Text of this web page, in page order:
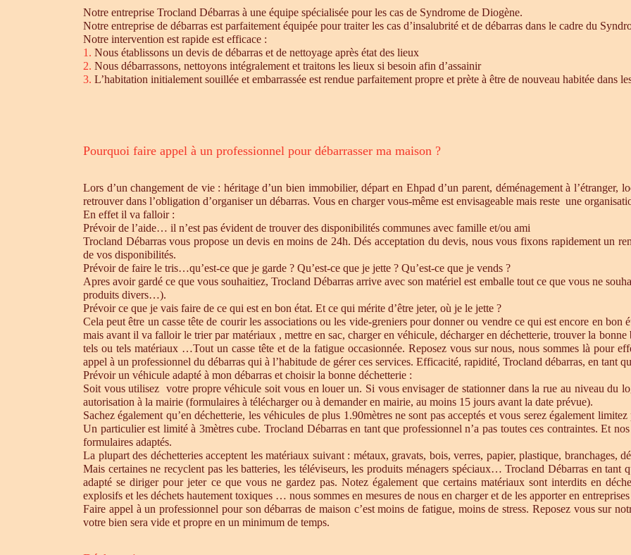
Notre entreprise Trocland Débarras à une équipe spécialisée pour les cas de Syndrome de Diogène.
Notre entreprise de débarras est parfaitement équipée pour traiter les cas d’insalubrité et de débarras dans le cadre du
Notre intervention est rapide est efficace :
1. Nous établissons un devis de débarras et de nettoyage après état des lieux
2. Nous débarrassons, nettoyons intégralement et traitons les lieux si besoin afin d’assainir
3. L’habitation initialement souillée et embarrassée est rendue parfaitement propre et prète à être de nouveau habitée dans
Pourquoi faire appel à un professionnel pour débarrasser ma maison ?
Lors d’un changement de vie : héritage d’un bien immobilier, départ en Ehpad d’un parent, déménagement à
retrouver dans l’obligation d’organiser un débarras. Vous en charger vous-même est envisageable mais reste une
En effet il va falloir :
Prévoir de l’aide… il n’est pas évident de trouver des disponibilités communes avec famille et/ou ami
Trocland Débarras vous propose un devis en moins de 24h. Dés acceptation du devis, nous vous fixons rapidement un
de vos disponibilités.
Prévoir de faire le tris…qu’est-ce que je garde ? Qu’est-ce que je jette ? Qu’est-ce que je vends ?
Apres avoir gardé ce que vous souhaitiez, Trocland Débarras arrive avec son matériel est emballe tout ce que vous ne
produits divers…).
Prévoir ce que je vais faire de ce qui est en bon état. Et ce qui mérite d’être jeter, où je le jette ?
Cela peut être un casse tête de courir les associations ou les vide-greniers pour donner ou vendre ce qui est encore en bon
mais avant il va falloir le trier par matériaux , mettre en sac, charger en véhicule, décharger en déchetterie, trouver la
tels ou tels matériaux …Tout un casse tête et de la fatigue occasionnée. Reposez vous sur nous, nous sommes là pour
appel à un professionnel du débarras qui à l’habitude de gérer ces services. Efficacité, rapidité, Trocland débarras, en tant
Prévoir un véhicule adapté à mon débarras et choisir la bonne déchetterie :
Soit vous utilisez votre propre véhicule soit vous en louer un. Si vous envisager de stationner dans la rue au niveau du
autorisation à la mairie (formulaires à télécharger ou à demander en mairie, au moins 15 jours avant la date prévue).
Sachez également qu’en déchetterie, les véhicules de plus 1.90mètres ne sont pas acceptés et vous serez également
Un particulier est limité à 3mètres cube. Trocland Débarras en tant que professionnel n’a pas toutes ces contraintes. Et
formulaires adaptés.
La plupart des déchetteries acceptent les matériaux suivant : métaux, gravats, bois, verres, papier, plastique, branchages,
Mais certaines ne recyclent pas les batteries, les téléviseurs, les produits ménagers spéciaux… Trocland Débarras en tant
adapté se diriger pour jeter ce que vous ne gardez pas. Notez également que certains matériaux sont interdits en
explosifs et les déchets hautement toxiques … nous sommes en mesures de nous en charger et de les apporter en
Faire appel à un professionnel pour son débarras de maison c’est moins de fatigue, moins de stress. Reposez vous sur
votre bien sera vide et propre en un minimum de temps.